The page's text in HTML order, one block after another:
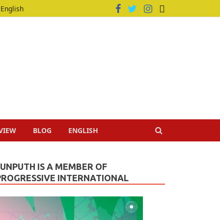
English
BLOG ENGLISH
IS A MEMBER OF
INTERNATIONAL